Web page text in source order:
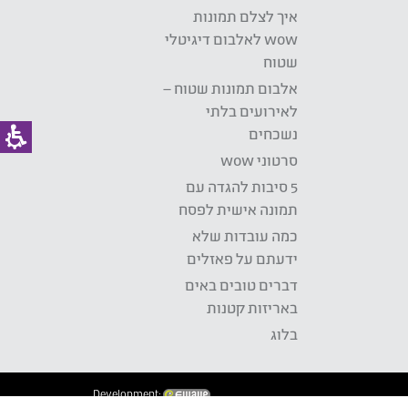
איך לצלם תמונות
wow לאלבום דיגיטלי
שטוח
אלבום תמונות שטוח –
לאירועים בלתי
נשכחים
סרטוני wow
5 סיבות להגדה עם
תמונה אישית לפסח
כמה עובדות שלא
ידעתם על פאזלים
דברים טובים באים
באריזות קטנות
בלוג
Development: